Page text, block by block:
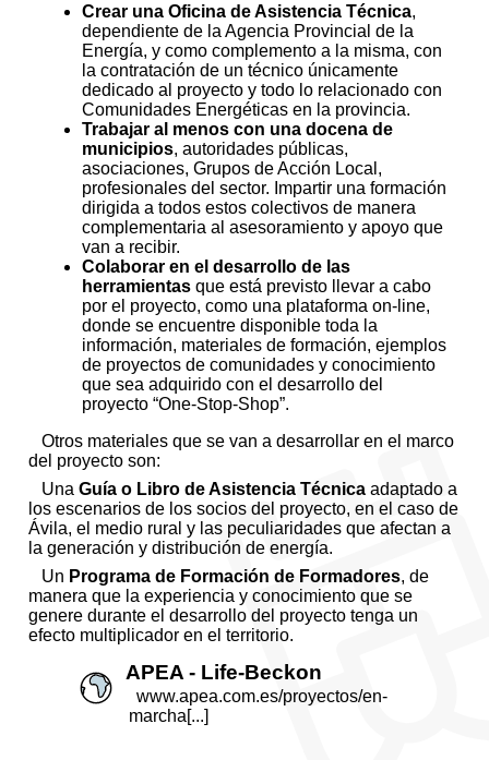
Crear una Oficina de Asistencia Técnica,
dependiente de la Agencia Provincial de la
Energía, y como complemento a la misma, con
la contratación de un técnico únicamente
dedicado al proyecto y todo lo relacionado con
Comunidades Energéticas en la provincia.
Trabajar al menos con una docena de
municipios, autoridades públicas,
asociaciones, Grupos de Acción Local,
profesionales del sector. Impartir una formación
dirigida a todos estos colectivos de manera
complementaria al asesoramiento y apoyo que
van a recibir.
Colaborar en el desarrollo de las
herramientasque está previsto llevar a cabo
por el proyecto, como una plataforma on-line,
donde se encuentre disponible toda la
información, materiales de formación, ejemplos
de proyectos de comunidades y conocimiento
que sea adquirido con el desarrollo del
proyecto “One-Stop-Shop”.
Otros materiales que se van a desarrollar en el marco
del proyecto son:
UnaGuía o Libro de Asistencia Técnica adaptado a
los escenarios de los socios del proyecto, en el caso de
Ávila, el medio rural y las peculiaridades que afectan a
la generación y distribución de energía.
Un Programa de Formación de Formadores, de
manera que la experiencia y conocimiento que se
genere durante el desarrollo del proyecto tenga un
efecto multiplicador en el territorio.
APEA - Life-Beckon
www.apea.com.es/proyectos/en-
marcha[...]